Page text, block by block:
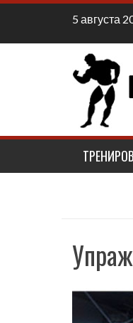
Наверх
5 августа